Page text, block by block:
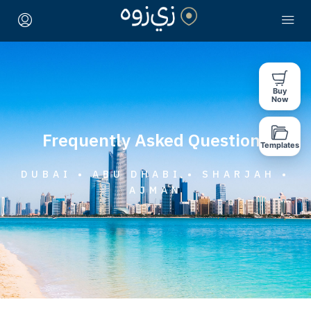
Frequently Asked Questions
DUBAI • ABU DHABI • SHARJAH •
AJMAN
Buy
Now
Templates